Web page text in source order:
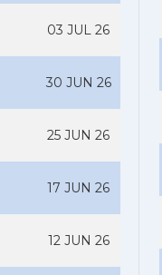
03 JUL 26
30 JUN 26
25 JUN 26
17 JUN 26
12 JUN 26